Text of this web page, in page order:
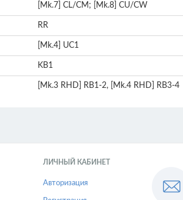
[Mk.7] CL/CM; [Mk.8] CU/CW
RR
[Mk.4] UC1
KB1
[Mk.3 RHD] RB1-2, [Mk.4 RHD] RB3-4
ЛИЧНЫЙ КАБИНЕТ
Авторизация